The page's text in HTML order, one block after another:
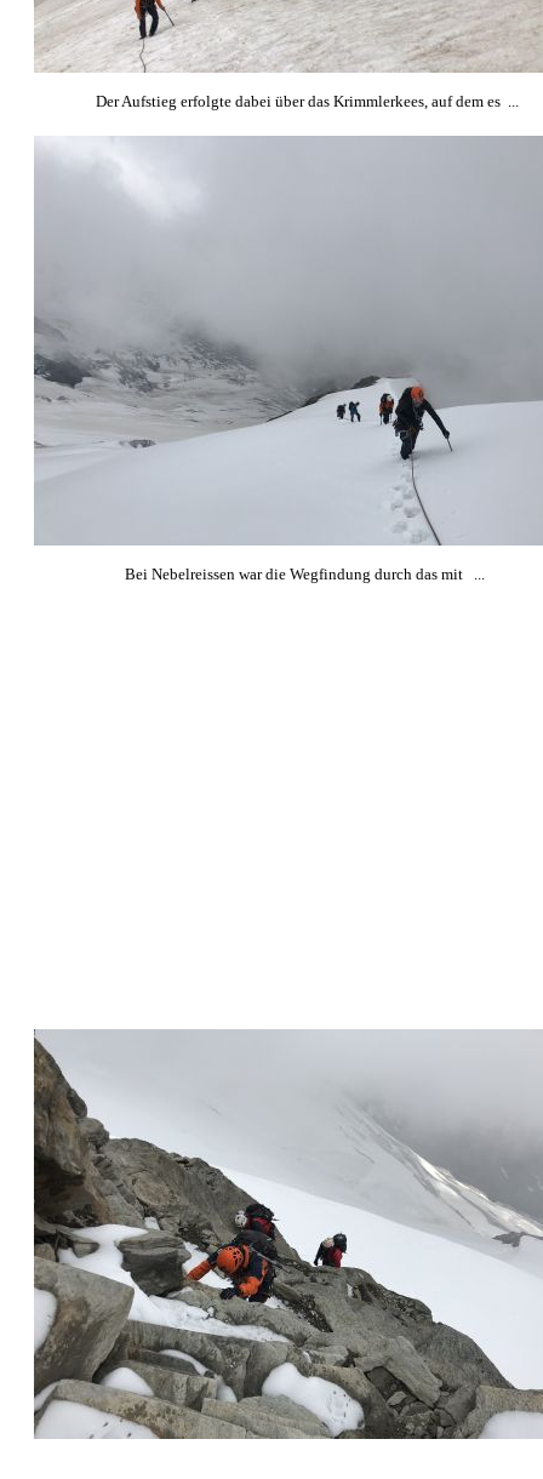
Der Aufstieg erfolgte dabei über das Krimmlerkees, auf dem es ...
Bei Nebelreissen war die Wegfindung durch das mit ...